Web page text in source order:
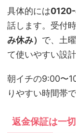
具体的には0120-
話します。受付
み休み） で、土
て使いやすい設計
朝イチの9:00〜
りやすい時間帯で
返金保証は一